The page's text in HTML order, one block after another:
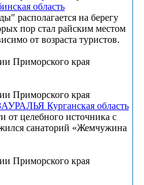
область
располагается на берегу
пор стал райским местом
от возраста туристов.
Курганская область
от целебного источника с
санаторий «Жемчужина